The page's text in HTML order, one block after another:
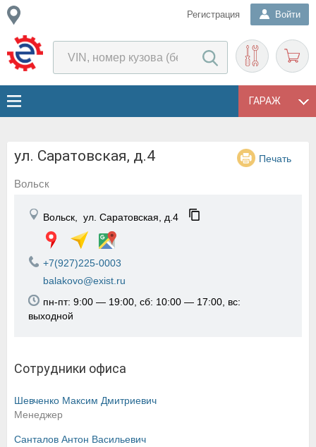
Регистрация Войти
ГАРАЖ
ул. Саратовская, д.4 Печать
Вольск
Вольск, ул. Саратовская, д.4
+7(927)225-0003
balakovo@exist.ru
пн-пт: 9:00 — 19:00, сб: 10:00 — 17:00, вс:
выходной
Сотрудники офиса
Шевченко Максим Дмитриевич
Менеджер
Санталов Антон Васильевич